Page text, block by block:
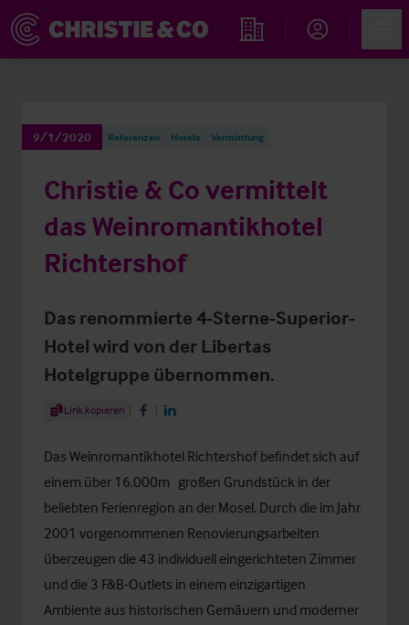
Immobiliensuche
9/1/2020 Referenzen Hotels Vermittlung
Christie & Co vermittelt
das Weinromantikhotel
Richtershof
Das renommierte 4-Sterne-Superior-
Hotel wird von der Libertas
Hotelgruppe übernommen.
Share Article
Link kopieren Share on Facebook
Share on LinkedIn
Das Weinromantikhotel Richtershof befindet sich auf
einem über 16.000m großen Grundstück in der
beliebten Ferienregion an der Mosel. Durch die im Jahr
2001 vorgenommenen Renovierungsarbeiten
überzeugen die 43 individuell eingerichteten Zimmer
und die 3 F&B-Outlets in einem einzigartigen
Ambiente aus historischen Gemäuern und moderner